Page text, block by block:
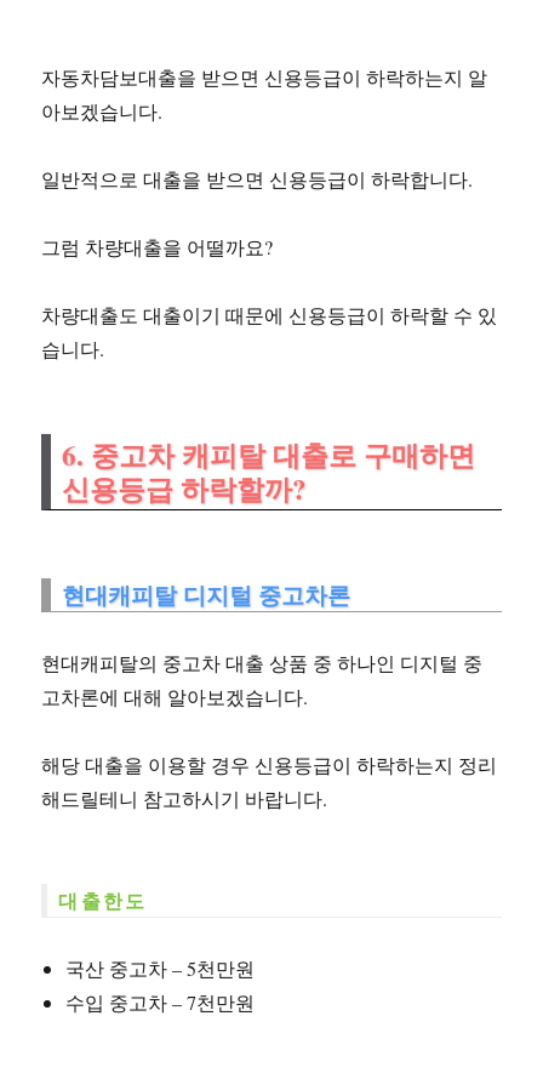
자동차담보대출을 받으면 신용등급이 하락하는지 알
아보겠습니다.
일반적으로 대출을 받으면 신용등급이 하락합니다.
그럼 차량대출을 어떨까요?
차량대출도 대출이기 때문에 신용등급이 하락할 수 있
습니다.
6. 중고차 캐피탈 대출로 구매하면
신용등급 하락할까?
현대캐피탈 디지털 중고차론
현대캐피탈의 중고차 대출 상품 중 하나인 디지털 중
고차론에 대해 알아보겠습니다.
해당 대출을 이용할 경우 신용등급이 하락하는지 정리
해드릴테니 참고하시기 바랍니다.
대출한도
국산 중고차 – 5천만원
수입 중고차 – 7천만원